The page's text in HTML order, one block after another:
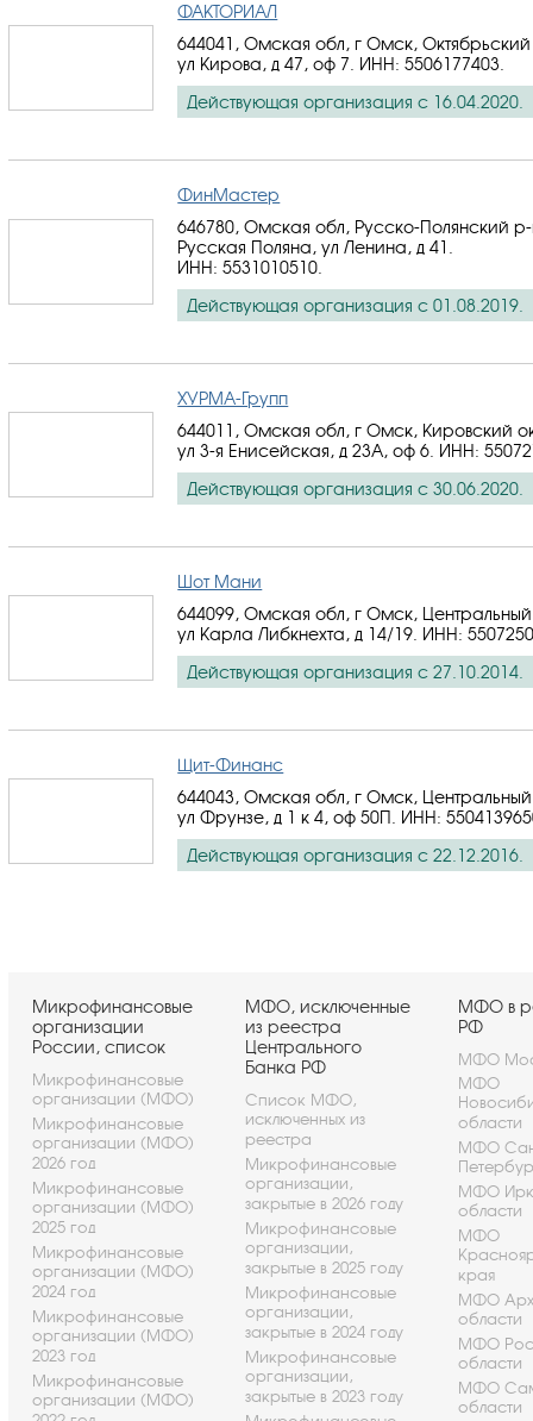
ФАКТОРИАЛ
644041, Омская обл, г Омск, Октябрьский
ул Кирова, д 47, оф 7. ИНН: 5506177403
Действующая организация с 16.04.2020.
ФинМастер
646780, Омская обл, Русско-Полянский
Русская Поляна, ул Ленина, д 41.
ИНН: 5531010510
Действующая организация с 01.08.2019.
ХУРМА-Групп
644011, Омская обл, г Омск, Кировский
ул 3-я Енисейская, д 23А, оф 6. ИНН:
Действующая организация с 30.06.2020.
Шот Мани
644099, Омская обл, г Омск,
ул Карла Либкнехта, д 14/19. ИНН:
Действующая организация с 27.10.2014.
Щит-Финанс
644043, Омская обл, г Омск,
ул Фрунзе, д 1 к 4, оф 50П. ИНН:
Действующая организация с 22.12.2016.
Микрофинансовые
организации
России, список
Микрофинансовые
организации (МФО)
Микрофинансовые
организации (МФО)
2026 год
Микрофинансовые
организации (МФО)
2025 год
Микрофинансовые
организации (МФО)
2024 год
Микрофинансовые
организации (МФО)
2023 год
Микрофинансовые
организации (МФО)
МФО, исключенные
из реестра
Центрального
Банка РФ
Список МФО,
исключенных из
реестра
Микрофинансовые
организации,
закрытые в 2026 году
Микрофинансовые
организации,
закрытые в 2025 году
Микрофинансовые
организации,
закрытые в 2024 году
Микрофинансовые
организации,
закрытые в 2023 году
МФО в
РФ
МФО
МФО
области
МФО
МФО
области
МФО
края
МФО
области
МФО
области
МФО
области